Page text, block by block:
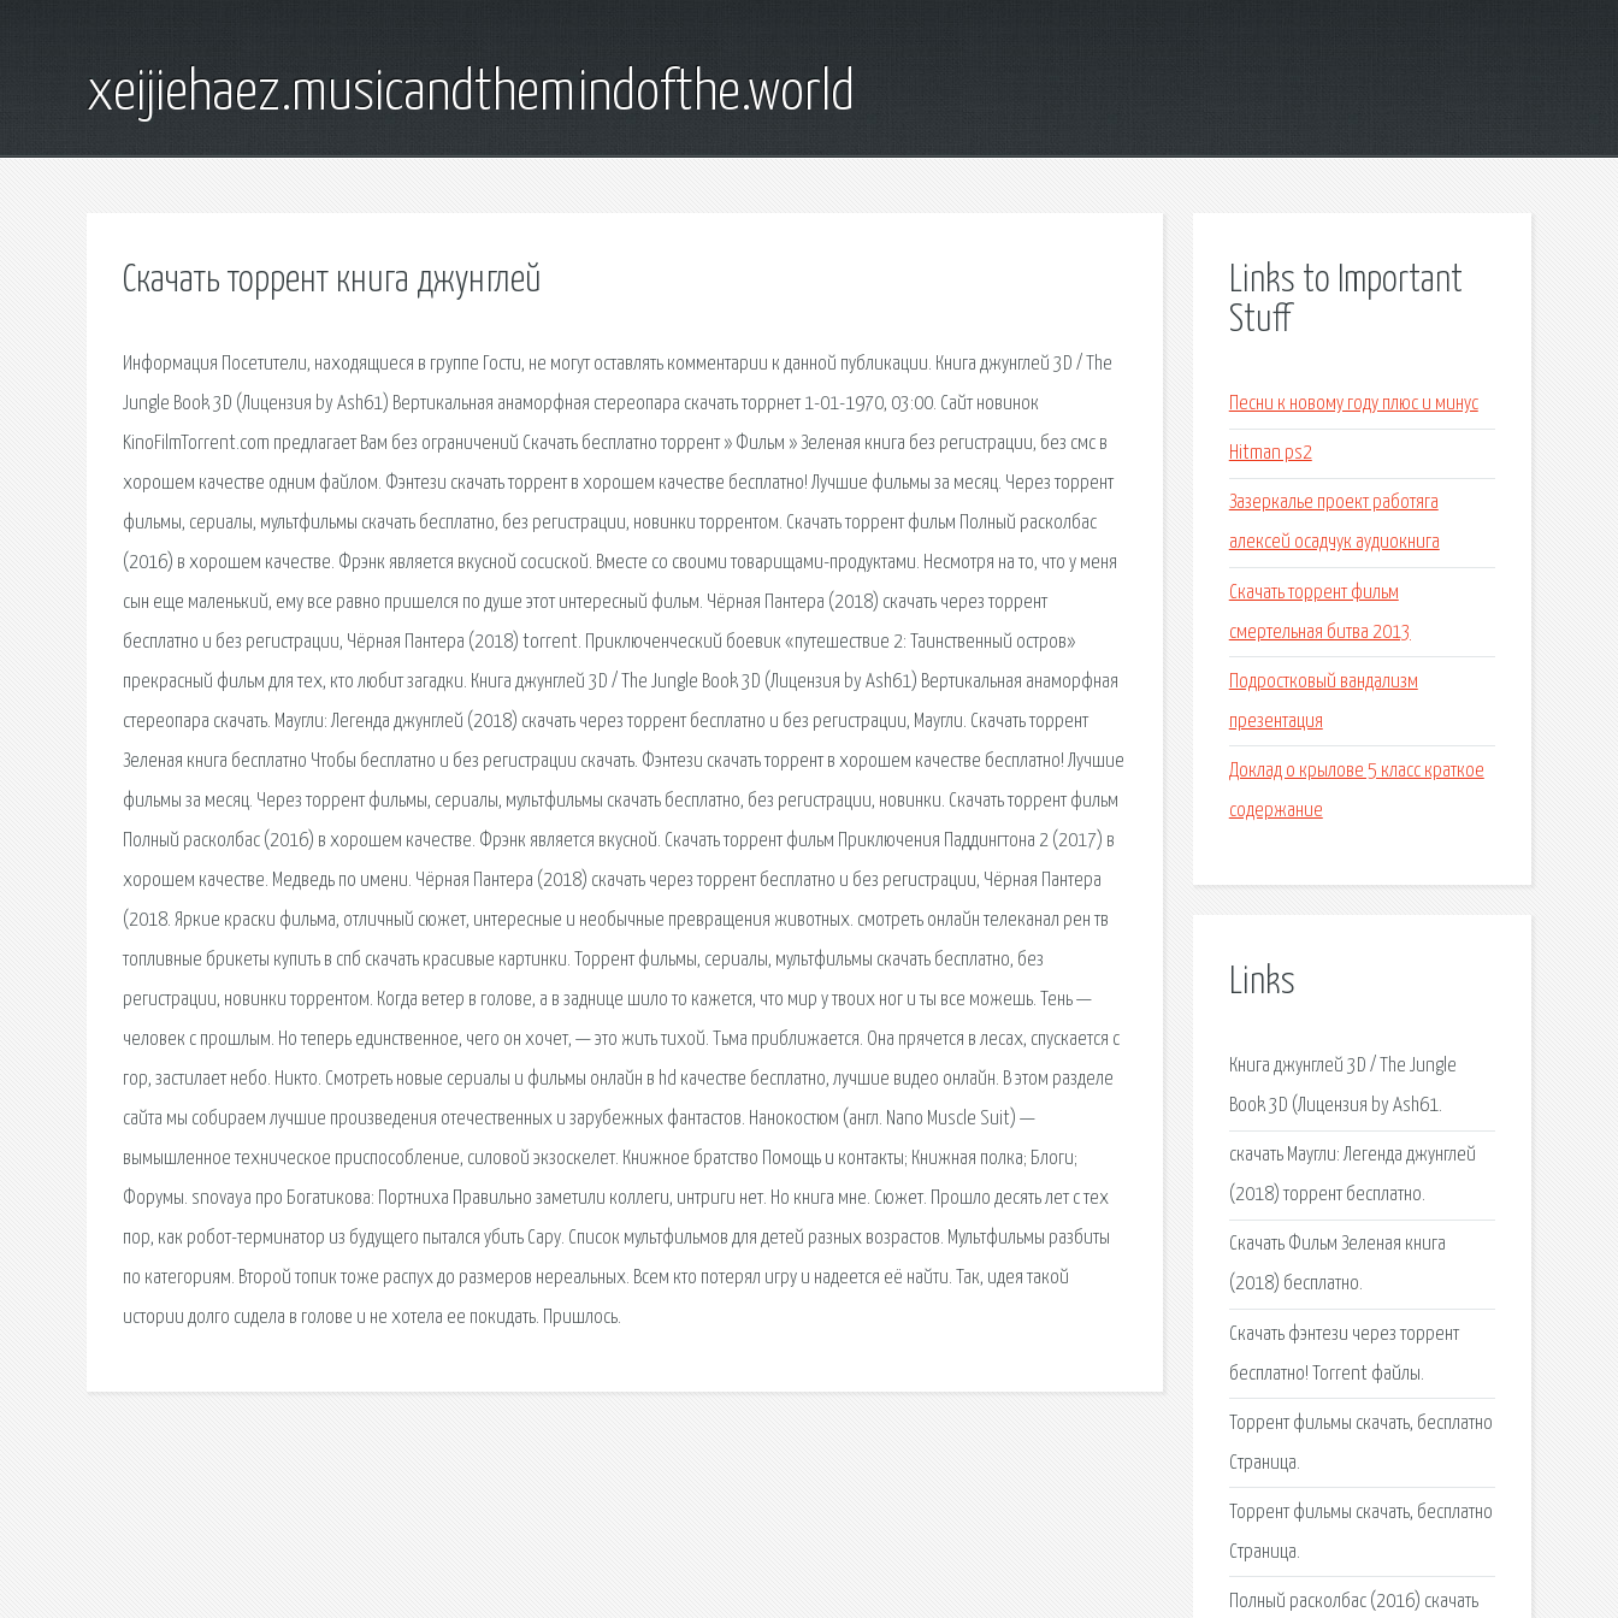
xeijiehaez.musicandthemindofthe.world
Скачать торрент книга джунглей
Информация Посетители, находящиеся в группе Гости, не могут оставлять комментарии к данной публикации. Книга джунглей 3D / The
Jungle Book 3D (Лицензия by Ash61) Вертикальная анаморфная стереопара скачать торрнет 1-01-1970, 03:00. Сайт новинок
KinoFilmTorrent.com предлагает Вам без ограничений Скачать бесплатно торрент » Фильм » Зеленая книга без регистрации, без смс в
хорошем качестве одним файлом. Фэнтези скачать торрент в хорошем качестве бесплатно! Лучшие фильмы за месяц. Через торрент
фильмы, сериалы, мультфильмы скачать бесплатно, без регистрации, новинки торрентом. Скачать торрент фильм Полный расколбас
(2016) в хорошем качестве. Фрэнк является вкусной сосиской. Вместе со своими товарищами-продуктами. Несмотря на то, что у меня
сын еще маленький, ему все равно пришелся по душе этот интересный фильм. Чёрная Пантера (2018) скачать через торрент
бесплатно и без регистрации, Чёрная Пантера (2018) torrent. Приключенческий боевик «путешествие 2: Таинственный остров»
прекрасный фильм для тех, кто любит загадки. Книга джунглей 3D / The Jungle Book 3D (Лицензия by Ash61) Вертикальная анаморфная
стереопара скачать. Маугли: Легенда джунглей (2018) скачать через торрент бесплатно и без регистрации, Маугли. Скачать торрент
Зеленая книга бесплатно Чтобы бесплатно и без регистрации скачать. Фэнтези скачать торрент в хорошем качестве бесплатно! Лучшие
фильмы за месяц. Через торрент фильмы, сериалы, мультфильмы скачать бесплатно, без регистрации, новинки. Скачать торрент фильм
Полный расколбас (2016) в хорошем качестве. Фрэнк является вкусной. Скачать торрент фильм Приключения Паддингтона 2 (2017) в
хорошем качестве. Медведь по имени. Чёрная Пантера (2018) скачать через торрент бесплатно и без регистрации, Чёрная Пантера
(2018. Яркие краски фильма, отличный сюжет, интересные и необычные превращения животных. смотреть онлайн телеканал рен тв
топливные брикеты купить в спб скачать красивые картинки. Торрент фильмы, сериалы, мультфильмы скачать бесплатно, без
регистрации, новинки торрентом. Когда ветер в голове, а в заднице шило то кажется, что мир у твоих ног и ты все можешь. Тень —
человек с прошлым. Но теперь единственное, чего он хочет, — это жить тихой. Тьма приближается. Она прячется в лесах, спускается с
гор, застилает небо. Никто. Смотреть новые сериалы и фильмы онлайн в hd качестве бесплатно, лучшие видео онлайн. В этом разделе
сайта мы собираем лучшие произведения отечественных и зарубежных фантастов. Нанокостюм (англ. Nano Muscle Suit) —
вымышленное техническое приспособление, силовой экзоскелет. Книжное братство Помощь и контакты; Книжная полка; Блоги;
Форумы. snovaya про Богатикова: Портниха Правильно заметили коллеги, интриги нет. Но книга мне. Сюжет. Прошло десять лет с тех
пор, как робот-терминатор из будущего пытался убить Сару. Список мультфильмов для детей разных возрастов. Мультфильмы разбиты
по категориям. Второй топик тоже распух до размеров нереальных. Всем кто потерял игру и надеется её найти. Так, идея такой
истории долго сидела в голове и не хотела ее покидать. Пришлось.
Links to Important
Stuff
Песни к новому году плюс и минус
Hitman ps2
Зазеркалье проект работяга
алексей осадчук аудиокнига
Скачать торрент фильм
смертельная битва 2013
Подростковый вандализм
презентация
Доклад о крылове 5 класс краткое
содержание
Links
Книга джунглей 3D / The Jungle
Book 3D (Лицензия by Ash61.
скачать Маугли: Легенда джунглей
(2018) торрент бесплатно.
Скачать Фильм Зеленая книга
(2018) бесплатно.
Скачать фэнтези через торрент
бесплатно! Torrent файлы.
Торрент фильмы скачать, бесплатно
Страница.
Торрент фильмы скачать, бесплатно
Страница.
Полный расколбас (2016) скачать